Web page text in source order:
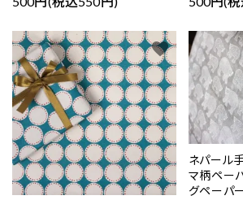
favorite
ネパール
マ柄ペー
グペーパ